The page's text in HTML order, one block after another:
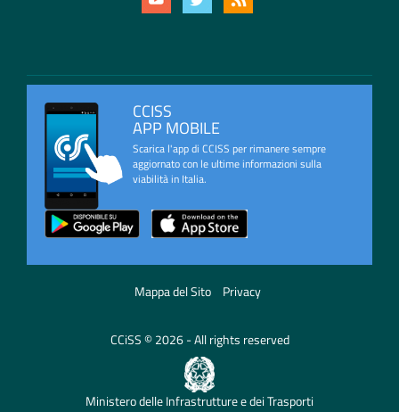
CCISS
APP MOBILE
Scarica l'app di CCISS per rimanere sempre
aggiornato con le ultime informazioni sulla
viabilità in Italia.
Mappa del Sito Privacy
CCiSS © 2026 - All rights reserved
Ministero delle Infrastrutture e dei Trasporti